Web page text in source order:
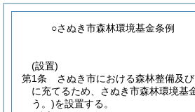
○さぬき市森林環境基金条例
(設置)
第1条
さぬき市における森林整備及
に充てるため、さぬき市森林環境基
う。)を設置する。